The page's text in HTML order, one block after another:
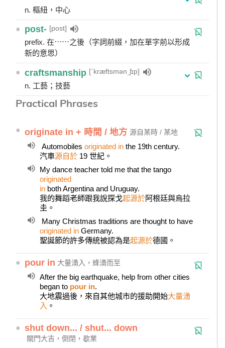
n. 樞紐，中心
● post- [post]
prefix. 在⋯⋯之後（字詞前綴，加在單字前以形成
新的意思）
● craftsmanship [ˋkræftsmən͵ʃɪp]
n. 工藝；技藝
Practical Phrases
● originate in + 時間 / 地方 源自某時 / 某地
Automobiles originated in the 19th century.
汽車源自於 19 世紀。
My dance teacher told me that the tango
originated
in both Argentina and Uruguay.
我的舞蹈老師跟我說探戈起源於阿根廷與烏拉
圭。
Many Christmas traditions are thought to have
originated in Germany.
聖誕節的許多傳統被認為是起源於德國。
● pour in 大量湧入，蜂湧而至
After the big earthquake, help from other cities
began to pour in.
大地震過後，來自其他城市的援助開始大量湧
入 。
● shut down... / shut... down
關門大吉，倒閉，歇業